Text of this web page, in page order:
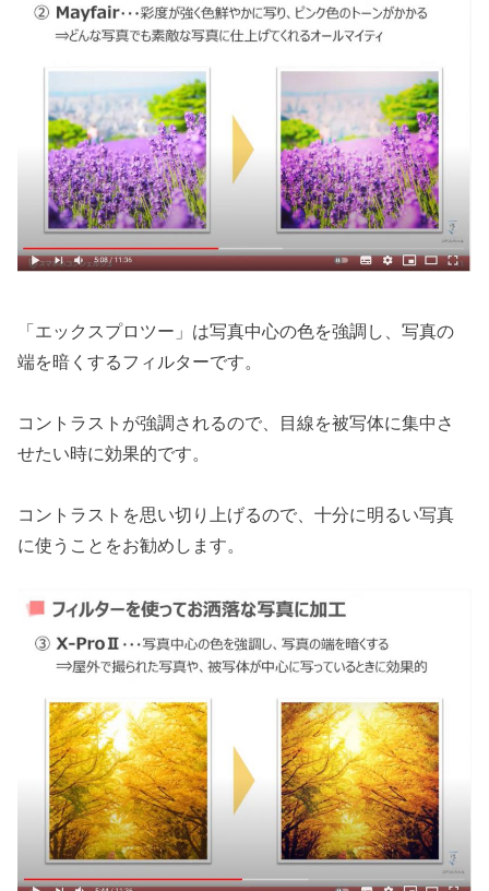
「エックスプロツー」は写真中心の色を強調し、写真の
端を暗くするフィルターです。
コントラストが強調されるので、目線を被写体に集中さ
せたい時に効果的です。
コントラストを思い切り上げるので、十分に明るい写真
に使うことをお勧めします。